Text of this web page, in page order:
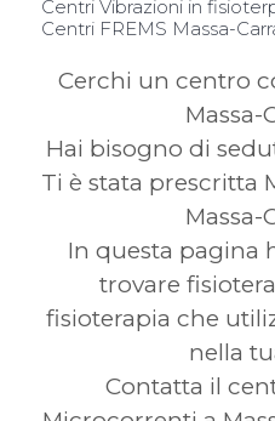
Centri Vibrazioni in
Centri FREMS Massa-
Cerchi un centro
Massa-
Hai bisogno di
Ti è stata prescritta
Massa-
In questa pagina
trovare
fisioterapia che
nella
Contatta il